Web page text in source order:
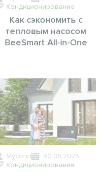
Кондиционирование
Как сэкономить с
тепловым насосом
BeeSmart All-in-One
Mycond
30.05.2025
Кондиционирование